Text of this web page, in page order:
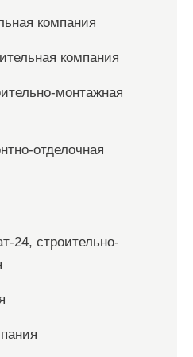
компания
компания
монтажная
отделочная
24, строительно-